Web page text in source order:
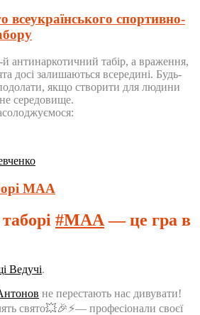
всеукраїнського спортивно-
антинаркотичний табір, а враження,
досі залишаються всередині. Будь-
якщо створити для людини
середовище.
МАА
#МАА — це гра в
Ведучі.
не перестають нас дивувати!
свято💥🎉 ⚡️— професіонали своєї